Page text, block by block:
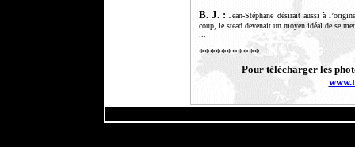
B. J. :Jean-Stéphane désirait aussi à
coup, le stead devenait un moyen idéal de se
***********
Pour télécharger les